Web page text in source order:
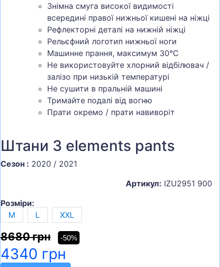
Знімна смуга високої видимості
всередині правої нижньої кишені на ніжці
Рефлекторні деталі на нижній ніжці
Рельєфний логотип нижньої ноги
Машинне прання, максимум 30°C
Не використовуйте хлорний відбілювач /
залізо при низькій температурі
Не сушити в пральній машині
Тримайте подалі від вогню
Прати окремо / прати навиворіт
Штани 3 elements pants
Сезон : 2020 / 2021
Артикул: IZU2951 900
Розміри:
M
L XXL
8680 грн -50%
4340 грн